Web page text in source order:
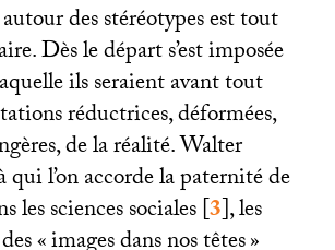
des stéréotypes est tout
Dès le départ s’est imposée
ils seraient avant tout
réductrices, déformées,
de la réalité. Walter
l’on accorde la paternité de
les sciences sociales[3], les